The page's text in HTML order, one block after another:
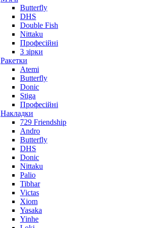
Butterfly
DHS
Double Fish
Nittaku
Професійні
3 зірки
Ракетки
Atemi
Butterfly
Donic
Stiga
Професійні
Накладки
729 Friendship
Andro
Butterfly
DHS
Donic
Nittaku
Palio
Tibhar
Victas
Xiom
Yasaka
Yinhe